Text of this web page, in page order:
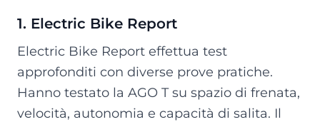
1. Electric Bike Report
Electric Bike Report effettua test
approfonditi con diverse prove pratiche.
Hanno testato la AGO T su spazio di frenata,
velocità, autonomia e capacità di salita. Il